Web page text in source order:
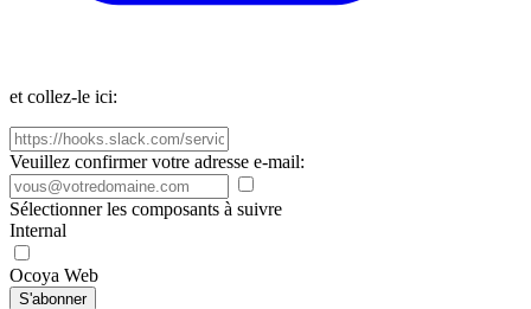
et collez-le ici:
Veuillez confirmer votre adresse e-mail:
Sélectionner les composants à suivre
Internal
Ocoya Web
S'abonner